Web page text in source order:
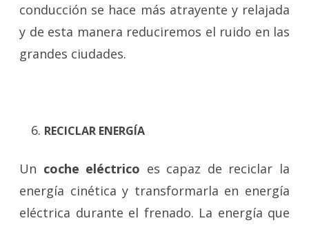
conducción se hace más atrayente y relajada
y de esta manera reduciremos el ruido en las
grandes ciudades.
RECICLAR ENERGÍA
Un coche eléctrico es capaz de reciclar la
energía cinética y transformarla en energía
eléctrica durante el frenado. La energía que